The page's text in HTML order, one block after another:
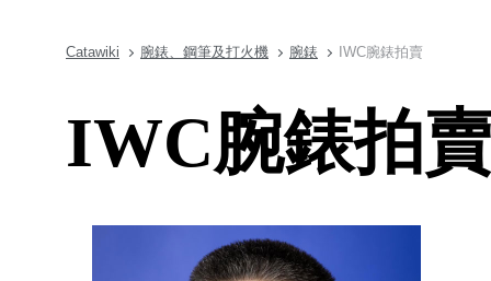
Catawiki 腕錶、鋼筆及打火機 腕錶 IWC腕錶拍賣
IWC腕錶拍